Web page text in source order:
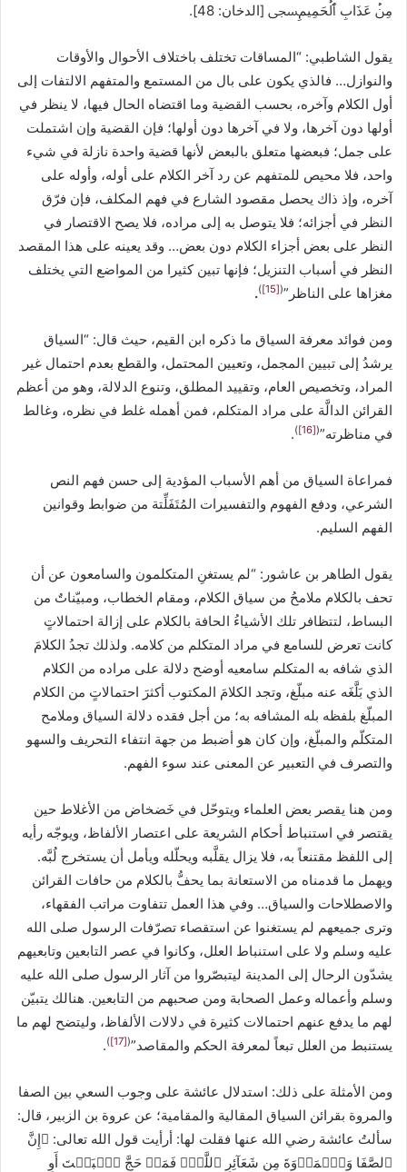
مِنۡ عَذَابِ ٱلۡحَمِيمِﵞ [الدخان: 48].
يقول الشاطبي: “المساقات ‌تختلف باختلاف الأحوال والأوقات
والنوازل… فالذي يكون على بال من المستمع والمتفهم الالتفات إلى
أول الكلام وآخره، بحسب القضية وما اقتضاه الحال فيها، لا ينظر في
أولها دون آخرها، ولا في آخرها دون أولها؛ فإن القضية وإن اشتملت
على جمل؛ فبعضها متعلق بالبعض لأنها قضية واحدة نازلة في شيء
واحد، فلا محيص للمتفهم عن رد آخر الكلام على أوله، وأوله على
آخره، وإذ ذاك يحصل مقصود الشارع في فهم المكلف، فإن فرّق
النظر في أجزائه؛ فلا يتوصل به إلى مراده، فلا يصح الاقتصار في
النظر على بعض أجزاء الكلام دون بعض… وقد يعينه على هذا المقصد
النظر في أسباب التنزيل؛ فإنها تبين كثيرا من المواضع التي يختلف
مغزاها على الناظر”(
[15]
)
.
ومن فوائد معرفة السياق ما ذكره ابن القيم، حيث قال: “‌السياق
‌يرشدُ إلى تبيين المجمل، وتعيين المحتمل، والقطع بعدم احتمال غير
المراد، وتخصيص العام، وتقييد المطلق، وتنوع الدلالة، وهو من أعظم
القرائن الدالَّة على مراد المتكلم، فمن أهمله غلط في نظره، وغالط
في مناظرته”(
[16]
)
.
فمراعاة السياق من أهم الأسباب المؤدية إلى حسن فهم النص
الشرعي، ودفع الفهوم والتفسيرات المُتَفَلِّتة من ضوابط وقوانين
الفهم السليم.
يقول الطاهر بن عاشور: “لم يستغنِ المتكلمون والسامعون عن أن
تحف بالكلام ملامحُ من سياق الكلام، ومقام الخطاب، ومبيّناتٌ من
البساط، لتتظافر تلك الأشياءُ الحافة بالكلام على إزالة احتمالاتٍ
كانت تعرض للسامع في مراد المتكلم من كلامه. ولذلك تجدُ الكلامَ
الذي شافه به المتكلم سامعيه أوضح دلالة على مراده من الكلام
الذي بَلَّغَه عنه مبلّغ، وتجد الكلامَ المكتوب أكثرَ احتمالاتٍ من الكلام
المبلّغ بلفظه بله المشافه به؛ من أجل فقده دلالة السياق وملامح
المتكلّم والمبلّغ، وإن كان هو أضبط من جهة انتفاء التحريف والسهو
والتصرف في التعبير عن المعنى عند سوء الفهم.
ومن هنا يقصر بعض العلماء ويتوحّل في خَضخاض من الأغلاط حين
يقتصر في استنباط أحكام الشريعة على اعتصار الألفاظ، ويوجّه رأيه
إلى اللفظ مقتنعاً به، فلا يزال يقلَّبه ويحلّله ويأمل أن يستخرج لُبَّه.
ويهمل ما قدمناه من الاستعانة بما يحفُّ بالكلام من حافات القرائن
والاصطلاحات والسياق… وفي هذا العمل تتفاوت مراتب الفقهاء،
وترى جميعهم لم يستغنوا عن استقصاء تصرّفات الرسول صلى الله
عليه وسلم ولا على استنباط العلل، وكانوا في عصر التابعين وتابعيهم
يشدّون الرحال إلى المدينة ليتبصّروا من آثار الرسول صلى الله عليه
وسلم وأعماله وعمل الصحابة ومن صحبهم من التابعين. هنالك يتبيّن
لهم ما يدفع عنهم احتمالات كثيرة في دلالات الألفاظ، وليتضح لهم ما
يستنبط من العلل تبعاً لمعرفة الحكم والمقاصد”(
[17]
)
.
ومن الأمثلة على ذلك: استدلال عائشة على وجوب السعي بين الصفا
والمروة بقرائن السياق المقالية والمقامية؛ عن عروة بن الزبير، قال:
سألتُ عائشة رضي الله عنها فقلت لها: أرأيت قول الله تعالى: ﴿إِنَّ
ٱلصَّفَا وَٱلۡمَرۡوَةَ مِن شَعَآئِرِ ٱللَّهِۖ فَمَنۡ حَجَّ ٱلۡبَيۡتَ أَوِ